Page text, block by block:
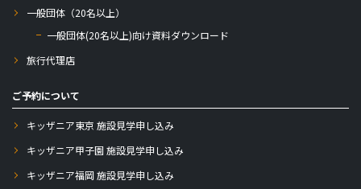
一般団体（20名以上）
一般団体(20名以上)向け資料ダウンロード
旅行代理店
ご予約について
キッザニア東京 施設見学申し込み
キッザニア甲子園 施設見学申し込み
キッザニア福岡 施設見学申し込み